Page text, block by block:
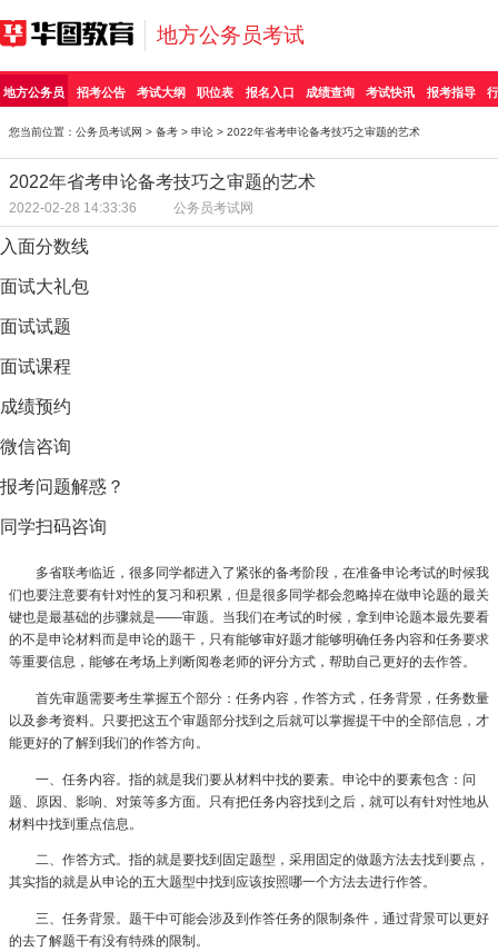
地方公务员考试
地方公务员 招考公告 考试大纲 职位表 报名入口 成绩查询 考试快讯 报考指导
您当前位置： 公务员考试网 > 备考 > 申论 > 2022年省考申论备考技巧之审题的艺术
2022年省考申论备考技巧之审题的艺术
2022-02-28 14:33:36 公务员考试网
入面分数线
面试大礼包
面试试题
面试课程
成绩预约
微信咨询
报考问题解惑？
同学扫码咨询
多省联考临近，很多同学都进入了紧张的备考阶段，在准备申论考试的时候我
们也要注意要有针对性的复习和积累，但是很多同学都会忽略掉在做申论题的最关
键也是最基础的步骤就是——审题。当我们在考试的时候，拿到申论题本最先要看
的不是申论材料而是申论的题干，只有能够审好题才能够明确任务内容和任务要求
等重要信息，能够在考场上判断阅卷老师的评分方式，帮助自己更好的去作答。
首先审题需要考生掌握五个部分：任务内容，作答方式，任务背景，任务数量
以及参考资料。只要把这五个审题部分找到之后就可以掌握提干中的全部信息，才
能更好的了解到我们的作答方向。
一、任务内容。指的就是我们要从材料中找的要素。申论中的要素包含：问
题、原因、影响、对策等多方面。只有把任务内容找到之后，就可以有针对性地从
材料中找到重点信息。
二、作答方式。指的就是要找到固定题型，采用固定的做题方法去找到要点，
其实指的就是从申论的五大题型中找到应该按照哪一个方法去进行作答。
三、任务背景。题干中可能会涉及到作答任务的限制条件，通过背景可以更好
的去了解题干有没有特殊的限制。